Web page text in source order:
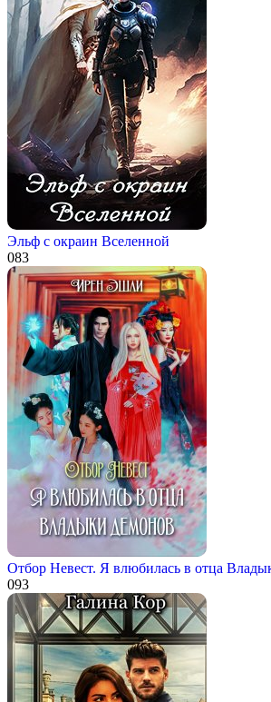
Эльф с окраин Вселенной
083
Отбор Невест. Я влюбилась в отца
093